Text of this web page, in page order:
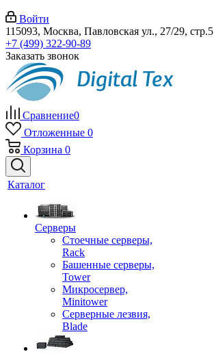
Войти
115093, Москва, Павловская ул., 27/29, стр.5
+7 (499) 322-90-89
Заказать звонок
Сравнение0
Отложенные 0
Корзина 0
Каталог
Серверы
Стоечные серверы,
Rack
Башенные серверы,
Tower
Микросервер,
Minitower
Серверные лезвия,
Blade